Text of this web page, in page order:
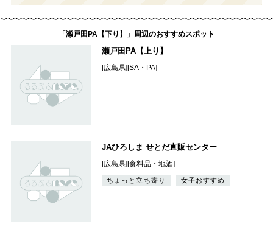
「瀬戸田PA【下り】」周辺のおすすめスポット
瀬戸田PA【上り】
[広島県][SA・PA]
JAひろしま せとだ直販センター
[広島県][食料品・地酒]
ちょっと立ち寄り 女子おすすめ